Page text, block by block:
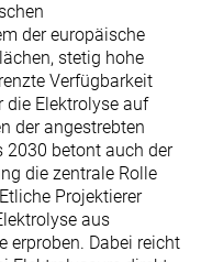
der europäische
stetig hohe
Verfügbarkeit
die Elektrolyse auf
der angestrebten
2030 betont auch der
die zentrale Rolle
Etliche Projektierer
aus
erproben. Dabei reicht